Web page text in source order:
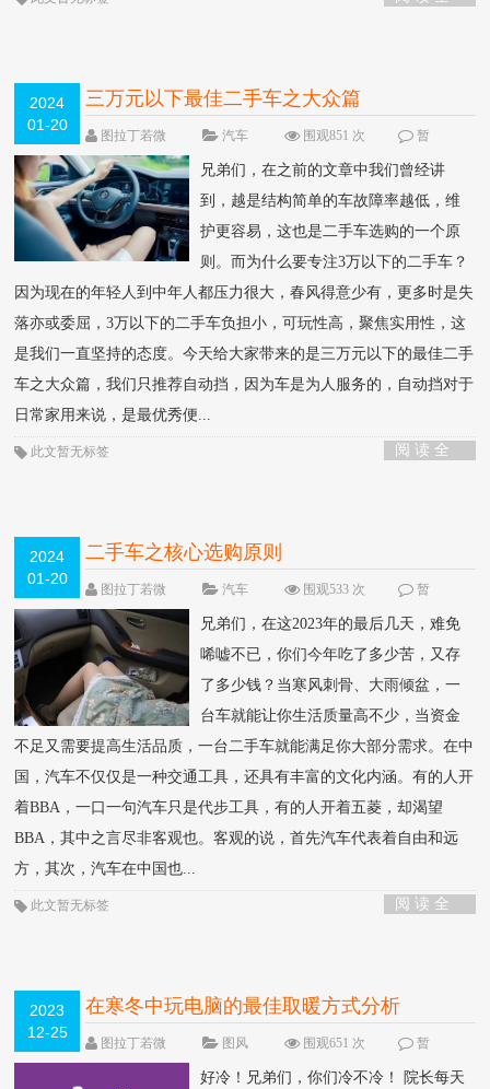
2024
01-20
三万元以下最佳二手车之大众篇
图拉丁若微 汽车 围观851 次
暂
无
兄弟们，在之前的文章中我们曾经讲
到，越是结构简单的车故障率越低，维
护更容易，这也是二手车选购的一个原
则。而为什么要专注3万以下的二手车？
因为现在的年轻人到中年人都压力很大，春风得意少有，更多时是失
落亦或委屈，3万以下的二手车负担小，可玩性高，聚焦实用性，这
是我们一直坚持的态度。今天给大家带来的是三万元以下的最佳二手
车之大众篇，我们只推荐自动挡，因为车是为人服务的，自动挡对于
日常家用来说，是最优秀便...
阅 读 全
此文暂无标签
2024
01-20
二手车之核心选购原则
图拉丁若微 汽车 围观533 次
暂
无
兄弟们，在这2023年的最后几天，难免
唏嘘不已，你们今年吃了多少苦，又存
了多少钱？当寒风刺骨、大雨倾盆，一
台车就能让你生活质量高不少，当资金
不足又需要提高生活品质，一台二手车就能满足你大部分需求。在中
国，汽车不仅仅是一种交通工具，还具有丰富的文化内涵。有的人开
着BBA，一口一句汽车只是代步工具，有的人开着五菱，却渴望
BBA，其中之言尽非客观也。客观的说，首先汽车代表着自由和远
方，其次，汽车在中国也...
阅 读 全
此文暂无标签
2023
12-25
在寒冬中玩电脑的最佳取暖方式分析
图拉丁若微 图风 围观651 次
暂
无
好冷！兄弟们，你们冷不冷！ 院长每天